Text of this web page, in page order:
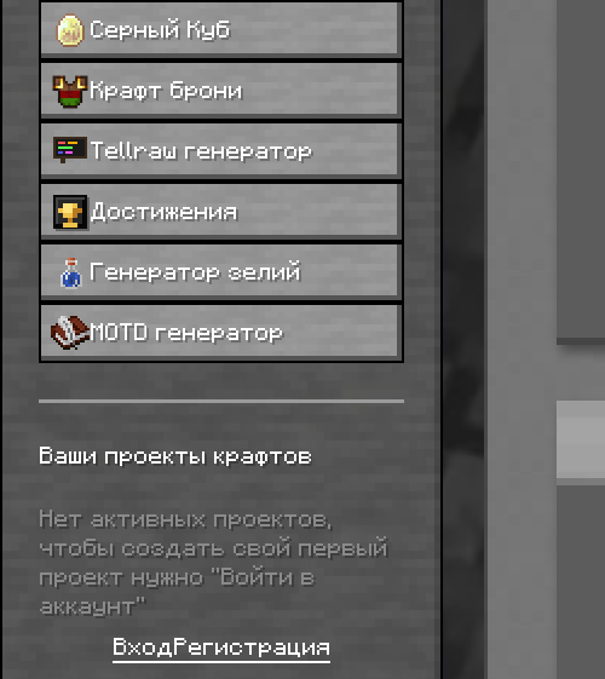
Серный Куб
Крафт брони
Tellraw генератор
Достижения
Генератор зелий
MOTD генератор
Ваши проекты крафтов
Нет активных проектов,
чтобы создать свой первый
проект нужно “Войти в
аккаунт”
ВходРегистрация